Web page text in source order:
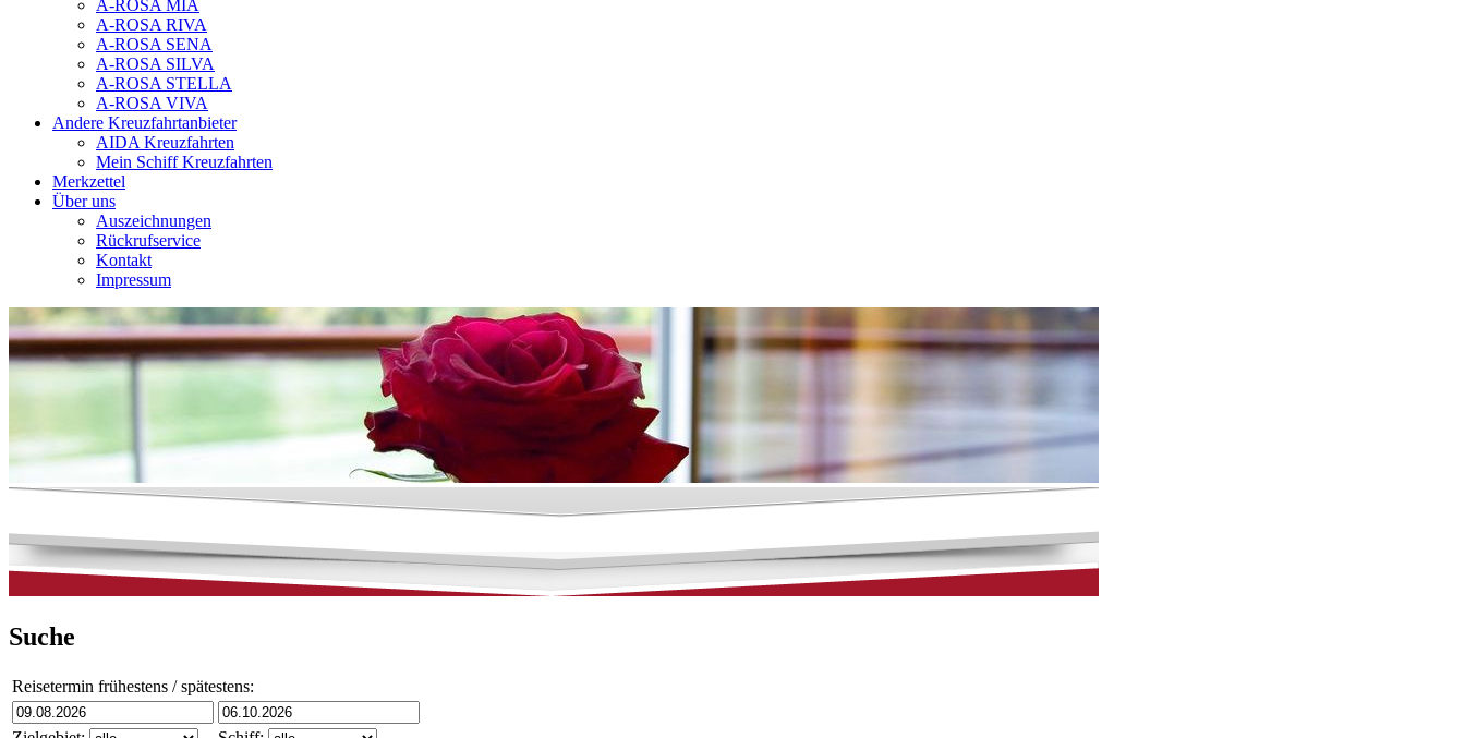
A-ROSA MIA
A-ROSA RIVA
A-ROSA SENA
A-ROSA SILVA
A-ROSA STELLA
A-ROSA VIVA
Andere Kreuzfahrtanbieter
AIDA Kreuzfahrten
Mein Schiff Kreuzfahrten
Merkzettel
Über uns
Auszeichnungen
Rückrufservice
Kontakt
Impressum
Suche
Reisetermin frühestens / spätestens: